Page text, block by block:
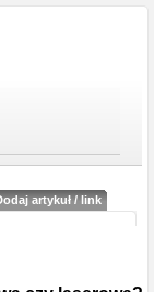
artykuł / link